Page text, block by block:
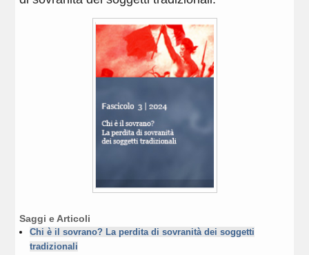
Saggi e Articoli
Chi è il sovrano? La perdita di sovranità dei soggetti
tradizionali